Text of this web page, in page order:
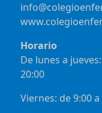
Horario
De lunes a
20:00
Viernes: de 9:00 a